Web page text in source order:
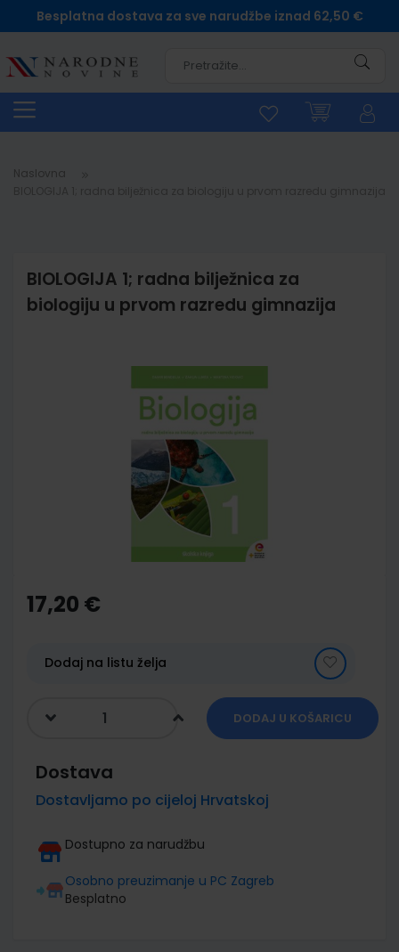
Besplatna dostava za sve narudžbe iznad 62,50 €
Naslovna
BIOLOGIJA 1; radna bilježnica za
biologiju u prvom razredu gimnazija
the
beginning
gallery
17,20 €
Dodaj na listu želja
DODAJ U KOŠARICU
Dostava
Dostavljamo po cijeloj Hrvatskoj
Dostupno za narudžbu
Osobno preuzimanje u PC Zagreb
Besplatno